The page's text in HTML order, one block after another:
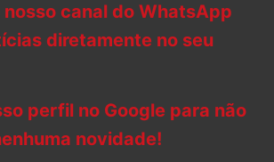
nosso canal do WhatsApp
diretamente no seu
perfil no Google para não
novidade!